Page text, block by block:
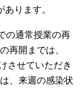
ります。
の通常授業の再
再開までは、
させていただき
、来週の感染状